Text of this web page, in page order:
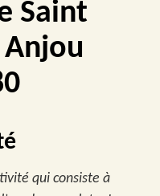
Saint
Anjou
qui consiste à